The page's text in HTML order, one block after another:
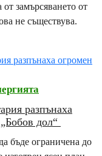
замърсяването от
не съществува.
разпънаха
дол“
бъде ограничена до